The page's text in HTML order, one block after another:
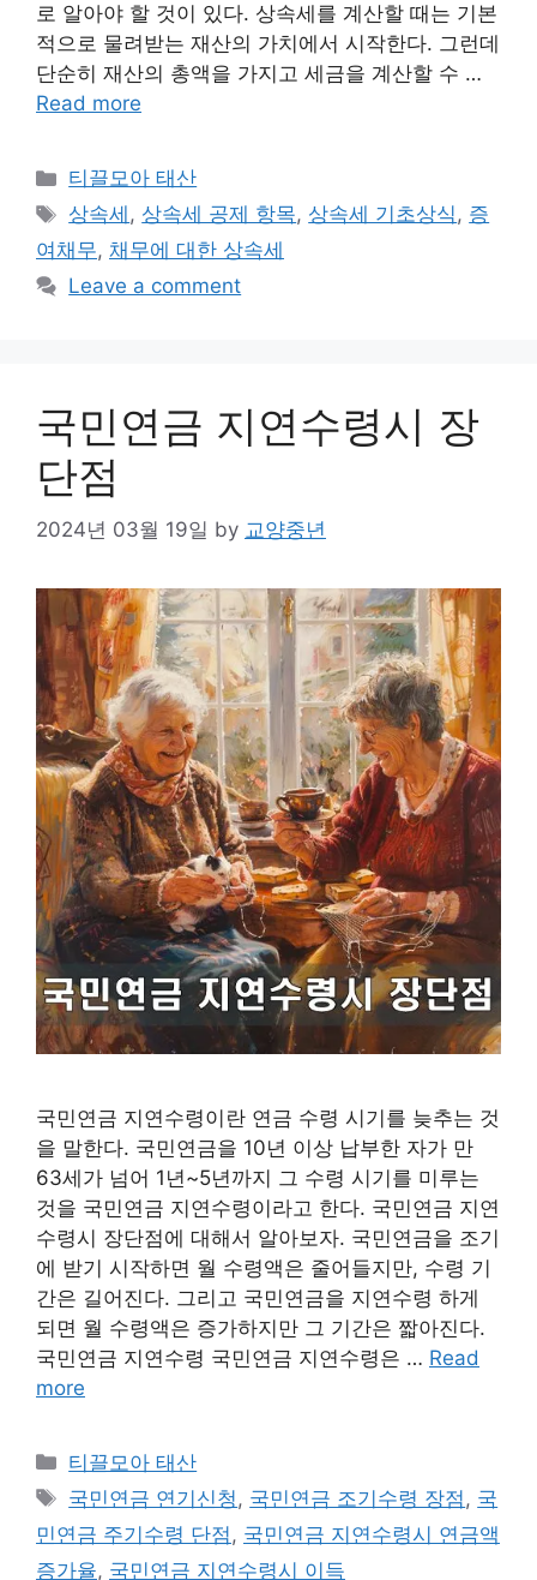
로 알아야 할 것이 있다. 상속세를 계산할 때는 기본
적으로 물려받는 재산의 가치에서 시작한다. 그런데
단순히 재산의 총액을 가지고 세금을 계산할 수 …
Read more
Categories
티끌모아 태산
Tags
상속세 , 상속세 공제 항목, 상속세 기초상식, 증
여채무, 채무에 대한 상속세
Leave a comment
국민연금 지연수령시 장
단점
2024년 03월 19일 by 교양중년
국민연금 지연수령이란 연금 수령 시기를 늦추는 것
을 말한다. 국민연금을 10년 이상 납부한 자가 만
63세가 넘어 1년~5년까지 그 수령 시기를 미루는
것을 국민연금 지연수령이라고 한다. 국민연금 지연
수령시 장단점에 대해서 알아보자. 국민연금을 조기
에 받기 시작하면 월 수령액은 줄어들지만, 수령 기
간은 길어진다. 그리고 국민연금을 지연수령 하게
되면 월 수령액은 증가하지만 그 기간은 짧아진다.
국민연금 지연수령 국민연금 지연수령은 … Read
more
Categories
티끌모아 태산
Tags
국민연금 연기신청 , 국민연금 조기수령 장점 , 국
민연금 주기수령 단점 , 국민연금 지연수령시 연금액
증가율, 국민연금 지연수령시 이득